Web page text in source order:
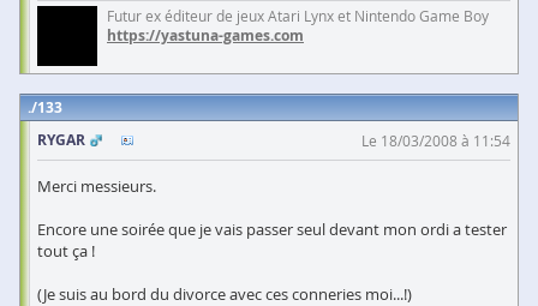
Futur ex éditeur de jeux Atari Lynx et Nintendo Game Boy
https://yastuna-games.com
133
RYGAR
Le 18/03/2008 à 11:54
Merci messieurs.
Encore une soirée que je vais passer seul devant mon ordi a tester
tout ça !
(Je suis au bord du divorce avec ces conneries moi...!)